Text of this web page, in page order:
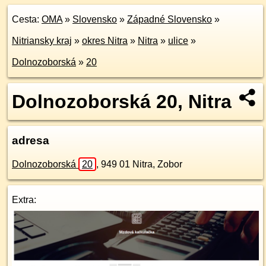
Cesta: OMA» Slovensko » Západné Slovensko »
Nitriansky kraj » okres Nitra » Nitra » ulice »
Dolnozoborská » 20
Dolnozoborská 20, Nitra
adresa
Dolnozoborská 20 , 949 01 Nitra, Zobor
Extra: